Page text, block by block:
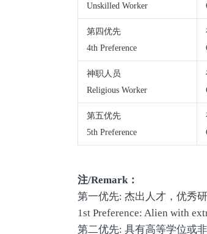
Unskilled Worker
第四优先
4th Preference
神职人员
Religious Worker
第五优先
5th Preference
注/Remark：
第一优先: 杰出人才，优秀
1st Preference: Alien with
第二优先: 具有高等学位或